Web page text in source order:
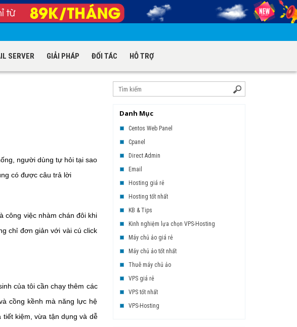
SERVER GIẢI PHÁP ĐỐI TÁC HỖ TRỢ
người dùng tự hỏi tại sao
có được câu trả lời
công việc nhàm chán đôi khi
chỉ đơn giản với vài cú click
của tôi cần chạy thêm các
cồng kềnh mà năng lực hệ
tiết kiệm, vừa tận dụng và dễ
Danh Mục
Centos Web Panel
Cpanel
Direct Admin
Email
Hosting giá rẻ
Hosting tốt nhất
KB & Tips
Kinh nghiệm lựa chọn VPS-Hosting
Máy chủ ảo giá rẻ
Máy chủ ảo tốt nhất
Thuê máy chủ ảo
VPS giá rẻ
VPS tốt nhất
VPS-Hosting